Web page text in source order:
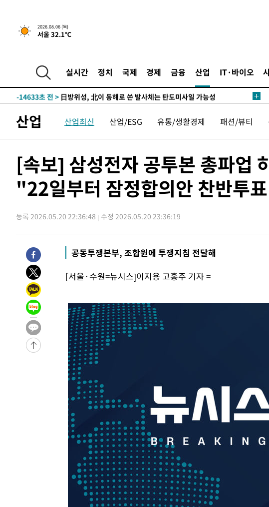
2026.08.06 (목)
서울 32.1℃
실시간 정치 국제 경제 금융 산업 IT·바이오
1시간 전 >트럼프, 한국계 진보 주지사 후보 맹공…"공산주의가 최대 위협"
-31811초 전 >[속보] 뉴욕증시, 혼조 출발…나스닥 0.3%↓, 다우 0.14%↑
-29289초 전 >
경찰, '홍명보는 2순위' 결론냈던 스포츠윤리센터도 압수수색
-14885초 전 >
화"
-14633초 전 > 日방위성, 北이 동해로 쏜 발사체는 탄도미사일 가능성
-12469초 전 >
[속보]합참 "북, 동해상으로 미상 발사체 발사"
-11865초 전 >'낮 최고 39도' 불볕더위…한밤 열대야도 계속[내일날씨]
-11486초 전 >
"韓 외환시장 개입 관측 배경엔 美의 대한국 무역적자 있어"
-11313초 전 > '월드컵 탈락 후폭풍' 축구협회…초유의 압수수색에 '충격·당황'
-11153초 전 >서울 낮 37.9도, 올여름 최고치 경신…영등포 순간 '40도'
-6810초 전 >[속보]코스닥, 800p 회복…0.26% 오른 801.67 마감
-6740초 전 >[속보]코스피, 301.88포인트(4.58%) 내린 6296.38 마감
-6605초 전 >
[속보]원·달러 환율, 0.7원 내린 1423.8원 마감
-4204초 전 >
-1249초 전 >
손흥민, 5경기 연속골 실패…LAFC는 승부차기 끝 과달라하라 격파
1시간 전 >
1시간 전 >
트럼프, 한국계 진보 주지사 후보 맹공…"공산주의가 최대 위협"
-31811초 전 >
[속보] 뉴욕증시, 혼조 출발…나스닥 0.3%↓, 다우 0.14%↑
-30604초 전 >
축구협회, 15년 전 심판 성 접대 파문에 "현재는 내부 지침 준수"
-29289초 전 >
경찰, '홍명보는 2순위' 결론냈던 스포츠윤리센터도 압수수색
[속보]합참 "北 발사체는 단거리탄도미사일…감시·경계태세 강
日방위성, 北이 동해로 쏜 발사체는 탄도미사일 가능성
[속보] SKT, 에이닷 서비스 장애 발생…"원인 파악 중"
[속보]합참 "북, 동해상으로 미상 발사체 발사"
'낮 최고 39도' 불볕더위…한밤 열대야도 계속[내일날씨]
[속보]7~9일 프로야구 3연전도 폭염 취소…11일 재개
"韓 외환시장 개입 관측 배경엔 美의 대한국 무역적자 있어"
'월드컵 탈락 후폭풍' 축구협회…초유의 압수수색에 '충격·당황'
서울 낮 37.9도, 올여름 최고치 경신…영등포 순간 '40도'
[속보]종합특검, 대검 추가 압수수색…내란 중요임무종사 혐의
[속보]코스닥, 800p 회복…0.26% 오른 801.67 마감
산업 산업최신 산업/ESG 유통/생활경제 패션/뷰티
[속보] 삼성전자 공투본 총파업
"22일부터 잠정합의안 찬반투
등록 2026.05.20 22:36:48 수정 2026.05.20 23:36:19
공동투쟁본부, 조합원에 투쟁지침 전달해
[서울·수원=뉴시스]이지용 고홍주 기자 =